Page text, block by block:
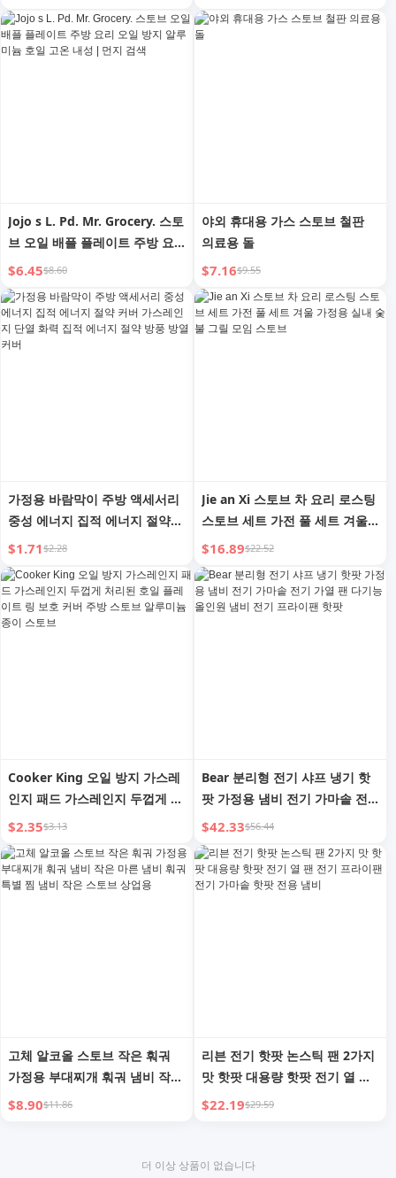
Jojo s L. Pd. Mr. Grocery. 스토
브 오일 배플 플레이트 주방 요
리 오일 방지 알루미늄 호일 고
온 내성 | 먼지 검색
$6.45$8.60
야외 휴대용 가스 스토브 철판
의료용 돌
$7.16$9.55
가정용 바람막이 주방 액세서리
중성 에너지 집적 에너지 절약
커버 가스레인지 단열 화력 집적
에너지 절약 방풍 방열 커버
$1.71$2.28
Jie an Xi 스토브 차 요리 로스팅
스토브 세트 가전 풀 세트 겨울
가정용 실내 숯불 그릴 모임 스
토브
$16.89$22.52
Cooker King 오일 방지 가스레
인지 패드 가스레인지 두껍게 처
리된 호일 플레이트 링 보호 커
버 주방 스토브 알루미늄 종이
스토브
$2.35$3.13
Bear 분리형 전기 샤프 냉기 핫
팟 가정용 냄비 전기 가마솥 전
기 가열 팬 다기능 올인원 냄비
전기 프라이팬 핫팟
$42.33$56.44
고체 알코올 스토브 작은 훠궈
가정용 부대찌개 훠궈 냄비 작은
마른 냄비 훠궈 특별 찜 냄비 작
$8.90$11.86
리븐 전기 핫팟 논스틱 팬 2가지
맛 핫팟 대용량 핫팟 전기 열 팬
전기 프라이팬 전기 가마솥 핫팟
$22.19$29.59
더 이상 상품이 없습니다